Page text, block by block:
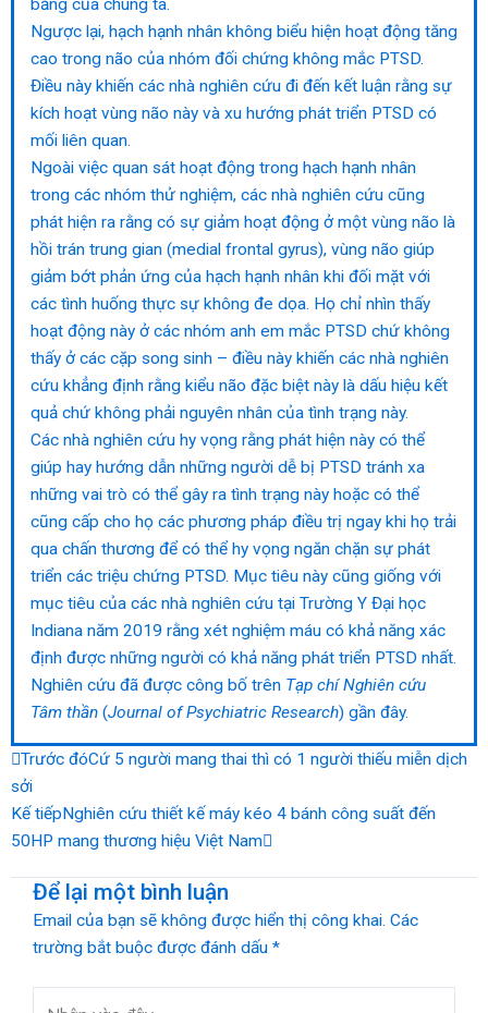
băng của chúng ta.
Ngược lại, hạch hạnh nhân không biểu hiện hoạt động tăng
cao trong não của nhóm đối chứng không mắc PTSD.
Điều này khiến các nhà nghiên cứu đi đến kết luận rằng sự
kích hoạt vùng não này và xu hướng phát triển PTSD có
mối liên quan.
Ngoài việc quan sát hoạt động trong hạch hạnh nhân
trong các nhóm thử nghiệm, các nhà nghiên cứu cũng
phát hiện ra rằng có sự giảm hoạt động ở một vùng não là
hồi trán trung gian (medial frontal gyrus), vùng não giúp
giảm bớt phản ứng của hạch hạnh nhân khi đối mặt với
các tình huống thực sự không đe dọa. Họ chỉ nhìn thấy
hoạt động này ở các nhóm anh em mắc PTSD chứ không
thấy ở các cặp song sinh – điều này khiến các nhà nghiên
cứu khẳng định rằng kiểu não đặc biệt này là dấu hiệu kết
quả chứ không phải nguyên nhân của tình trạng này.
Các nhà nghiên cứu hy vọng rằng phát hiện này có thể
giúp hay hướng dẫn những người dễ bị PTSD tránh xa
những vai trò có thể gây ra tình trạng này hoặc có thể
cũng cấp cho họ các phương pháp điều trị ngay khi họ trải
qua chấn thương để có thể hy vọng ngăn chặn sự phát
triển các triệu chứng PTSD. Mục tiêu này cũng giống với
mục tiêu của các nhà nghiên cứu tại Trường Y Đại học
Indiana năm 2019 rằng xét nghiệm máu có khả năng xác
định được những người có khả năng phát triển PTSD nhất.
Nghiên cứu đã được công bố trên Tạp chí Nghiên cứu
Tâm thần (Journal of Psychiatric Research) gần đây.
Prev
Trước đóCứ 5 người mang thai thì có 1 người thiếu miễn dịch
sởi
Kế tiếpNghiên cứu thiết kế máy kéo 4 bánh công suất đến
50HP mang thương hiệu Việt Nam
Next
Để lại một bình luận
Email của bạn sẽ không được hiển thị công khai. Các
trường bắt buộc được đánh dấu *